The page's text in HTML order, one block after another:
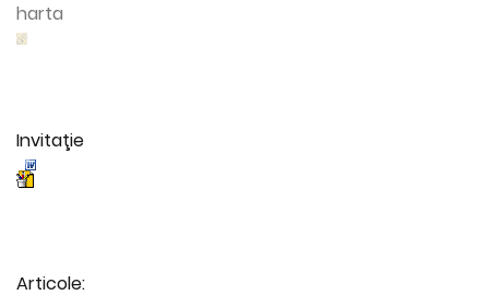
harta
Invitaţie
Articole: